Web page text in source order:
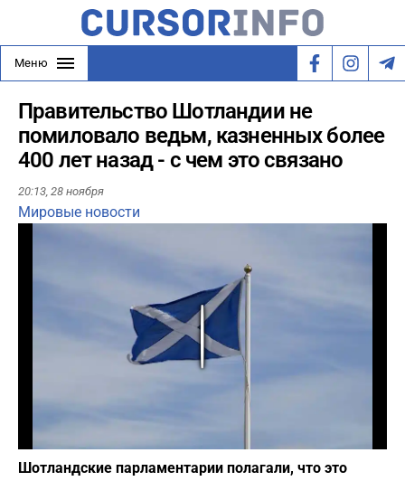
Меню
Правительство Шотландии не
помиловало ведьм, казненных более
400 лет назад - с чем это связано
20:13, 28 ноября
Мировые новости
Play
Шотландские парламентарии полагали, что это